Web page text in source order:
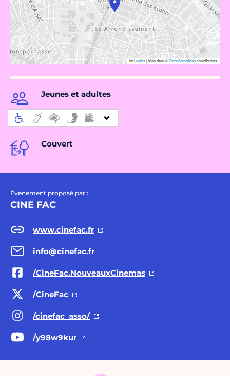
Leaflet|Map data ©OpenStreetMapcontributors
Jeunes et adultes
Couvert
Évènement proposé par :
CINE FAC
www.cinefac.fr
info@cinefac.fr
/CineFac.NouveauxCinemas
/CineFac
/cinefac_asso/
/y98w9kur